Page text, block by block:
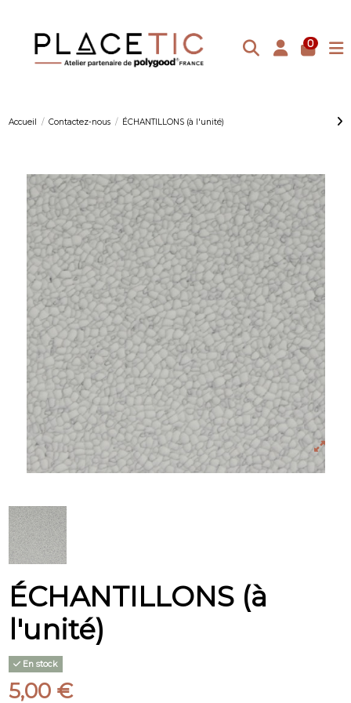
0
Accueil Contactez-nous ÉCHANTILLONS (à l'unité)
ÉCHANTILLONS (à
l'unité)
En stock
5,00 €